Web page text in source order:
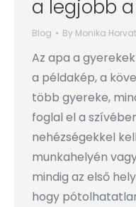
a legjobb
Blog By Monika Horvat
Az apa a
a példakép, a
több gyereke,
foglal el a
nehézségekkel
munkahelyén
mindig az első
hogy